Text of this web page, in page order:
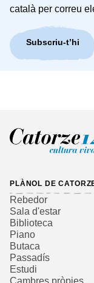
català per correu
Subscriu-t’hi
PLÀNOL DE
Rebedor
Sala d'estar
Biblioteca
Piano
Butaca
Passadís
Estudi
Cambres pròpies